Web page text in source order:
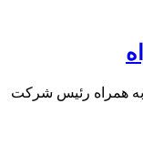
به همراه رئیس شرکت